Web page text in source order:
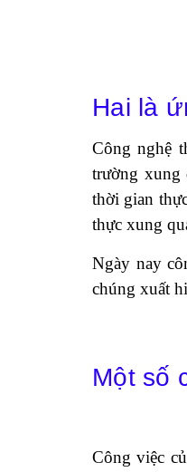
Hai là
Công nghệ
trường xung
thời gian
thực xung
Ngày nay
chúng xuất
Một số
Công việc